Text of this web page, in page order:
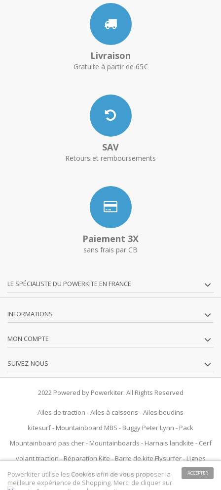
Livraison
Gratuite à partir de 65€
SAV
Retours et remboursements
Paiement 3X
sans frais par CB
LE SPÉCIALISTE DU POWERKITE EN FRANCE
INFORMATIONS
MON COMPTE
SUIVEZ-NOUS
2022 Powered by Powerkiter. All Rights Reserved
Ailes de traction -Ailes à caissons -Ailes boudins
kitesurf- Mountainboard MBS - Buggy Peter Lynn - Pack
Mountainboard pas cher- Mountainboards - Harnais landkite - Cerf
volant traction-Réparation Kite-Barre de kite Flysurfer-Lignes
powerkite-Voile Peter Lynn ACCEPTER
Powerkiter utilise les Cookies afin de vous proposer la
meilleure expérience de Shopping. Merci de cliquer sur